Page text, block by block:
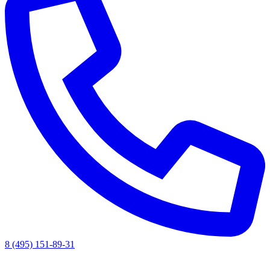
8 (495) 151-89-31